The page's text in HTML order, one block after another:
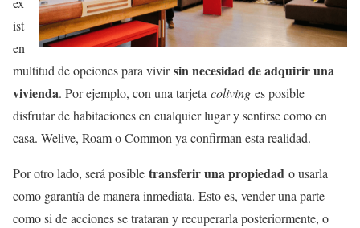
ist
en
multitud de opciones para vivirsin necesidad de adquirir una
vivienda. Por ejemplo, con una tarjeta coliving es posible
disfrutar de habitaciones en cualquier lugar y sentirse como en
casa. Welive, Roam o Common ya confirman esta realidad.
Por otro lado, será posible transferir una propiedad o usarla
como garantía de manera inmediata. Esto es, vender una parte
como si de acciones se trataran y recuperarla posteriormente, o